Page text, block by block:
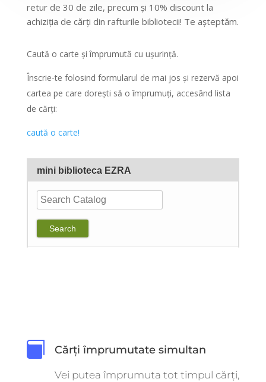
retur de 30 de zile, precum și 10% discount la
achiziția de cărți din rafturile bibliotecii! Te așteptăm.
Caută o carte și împrumută cu ușurință.
Înscrie-te folosind formularul de mai jos și rezervă apoi
cartea pe care dorești să o împrumuți, accesând lista
de cărți:
caută o carte!
 Cărți împrumutate simultan
Vei putea împrumuta tot timpul cărți,